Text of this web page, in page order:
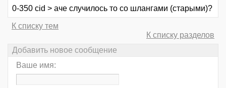
0-350 cid > аче случилось то со шлангами (старыми)?
К списку тем
К списку разделов
Добавить новое сообщение
Ваше имя: